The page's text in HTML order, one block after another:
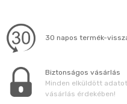
30 napos termék-
Biztonságos vásárlás
Minden elküldött
vásárlás érdekében!